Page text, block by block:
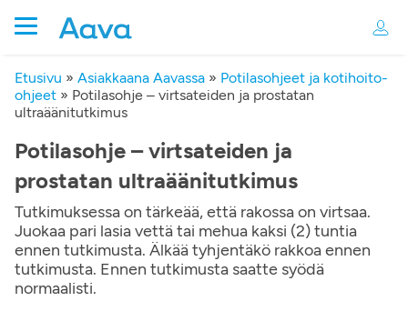
Etusivu » Asiakkaana Aavassa » Potilasohjeet ja kotihoito-
ohjeet » Potilasohje – virtsateiden ja prostatan
ultraäänitutkimus
Potilasohje – virtsateiden ja
prostatan ultraäänitutkimus
Tutkimuksessa on tärkeää, että rakossa on virtsaa.
Juokaa pari lasia vettä tai mehua kaksi (2) tuntia
ennen tutkimusta. Älkää tyhjentäkö rakkoa ennen
tutkimusta. Ennen tutkimusta saatte syödä
normaalisti.